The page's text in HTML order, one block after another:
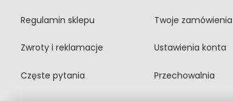
Regulamin sklepu
Zwroty i reklamacje
Częste pytania
Twoje zamówienia
Ustawienia konta
Przechowalnia